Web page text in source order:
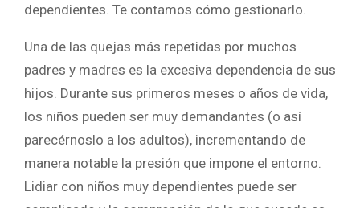
dependientes. Te contamos cómo gestionarlo.
Una de las quejas más repetidas por muchos
padres y madres es la excesiva dependencia de sus
hijos. Durante sus primeros meses o años de vida,
los niños pueden ser muy demandantes (o así
parecérnoslo a los adultos), incrementando de
manera notable la presión que impone el entorno.
Lidiar con niños muy dependientes puede ser